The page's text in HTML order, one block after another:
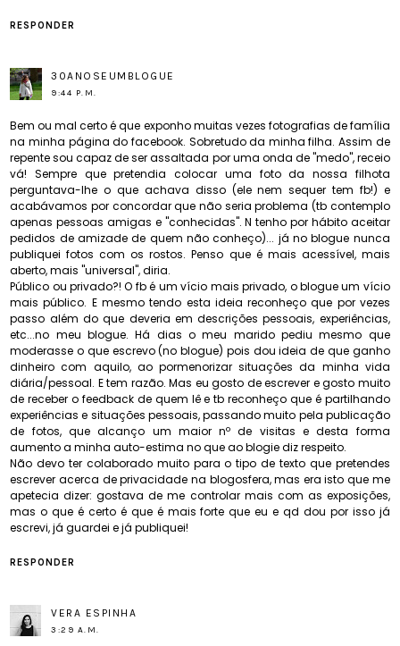
RESPONDER
30ANOSEUMBLOGUE
9:44 P.M.
Bem ou mal certo é que exponho muitas vezes fotografias de família
na minha página do facebook. Sobretudo da minha filha. Assim de
repente sou capaz de ser assaltada por uma onda de "medo", receio
vá! Sempre que pretendia colocar uma foto da nossa filhota
perguntava-lhe o que achava disso (ele nem sequer tem fb!) e
acabávamos por concordar que não seria problema (tb contemplo
apenas pessoas amigas e "conhecidas". N tenho por hábito aceitar
pedidos de amizade de quem não conheço)... já no blogue nunca
publiquei fotos com os rostos. Penso que é mais acessível, mais
aberto, mais "universal", diria.
Público ou privado?! O fb é um vício mais privado, o blogue um vício
mais público. E mesmo tendo esta ideia reconheço que por vezes
passo além do que deveria em descrições pessoais, experiências,
etc...no meu blogue. Há dias o meu marido pediu mesmo que
moderasse o que escrevo (no blogue) pois dou ideia de que ganho
dinheiro com aquilo, ao pormenorizar situações da minha vida
diária/pessoal. E tem razão. Mas eu gosto de escrever e gosto muito
de receber o feedback de quem lê e tb reconheço que é partilhando
experiências e situações pessoais, passando muito pela publicação
de fotos, que alcanço um maior nº de visitas e desta forma
aumento a minha auto-estima no que ao blogie diz respeito.
Não devo ter colaborado muito para o tipo de texto que pretendes
escrever acerca de privacidade na blogosfera, mas era isto que me
apetecia dizer: gostava de me controlar mais com as exposições,
mas o que é certo é que é mais forte que eu e qd dou por isso já
escrevi, já guardei e já publiquei!
RESPONDER
VERA ESPINHA
3:29 A.M.